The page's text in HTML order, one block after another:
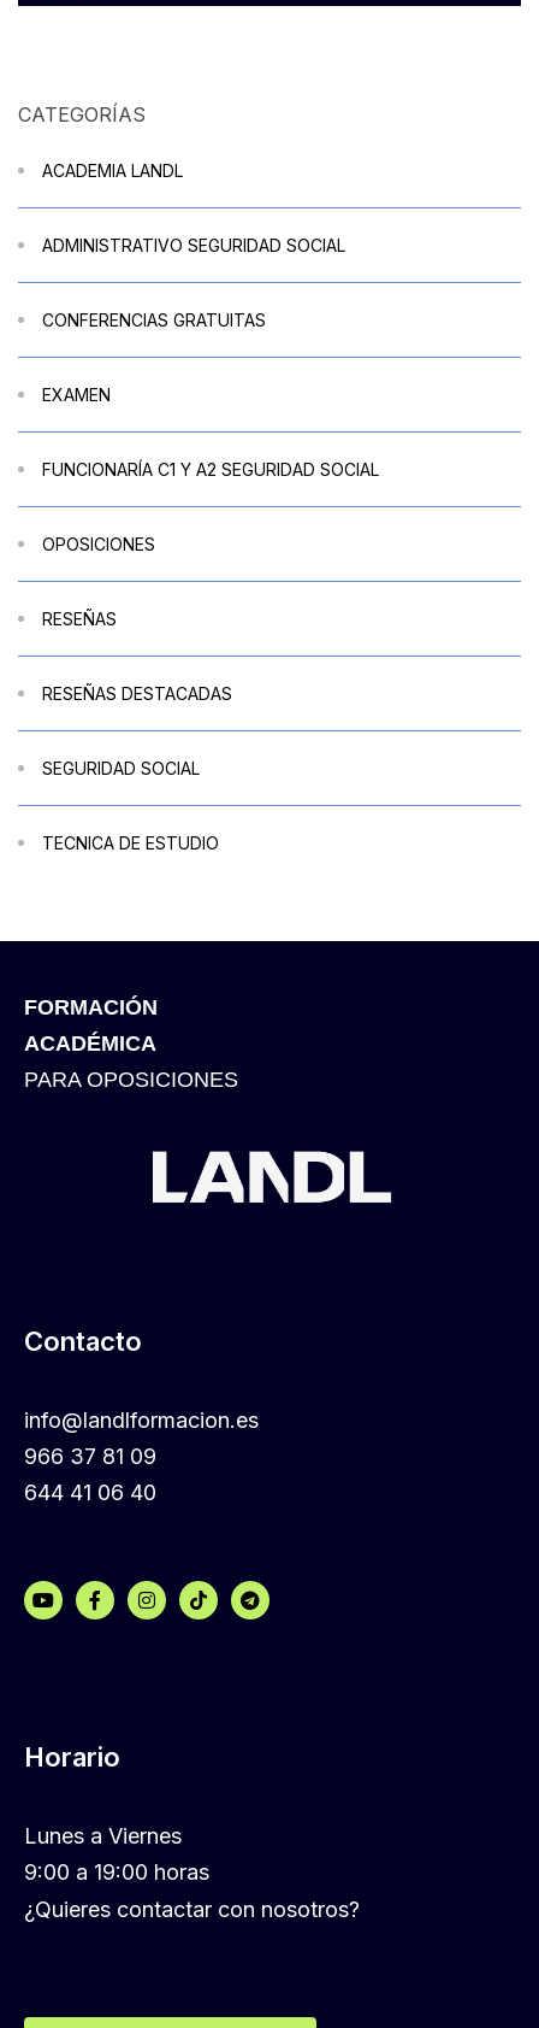
CATEGORÍAS
ACADEMIA LANDL
ADMINISTRATIVO SEGURIDAD SOCIAL
CONFERENCIAS GRATUITAS
EXAMEN
FUNCIONARÍA C1 Y A2 SEGURIDAD SOCIAL
OPOSICIONES
RESEÑAS
RESEÑAS DESTACADAS
SEGURIDAD SOCIAL
TECNICA DE ESTUDIO
FORMACIÓN
ACADÉMICA
PARA OPOSICIONES
Contacto
info@landlformacion.es
966 37 81 09
644 41 06 40
Horario
Lunes a Viernes
9:00 a 19:00 horas
¿Quieres contactar con nosotros?